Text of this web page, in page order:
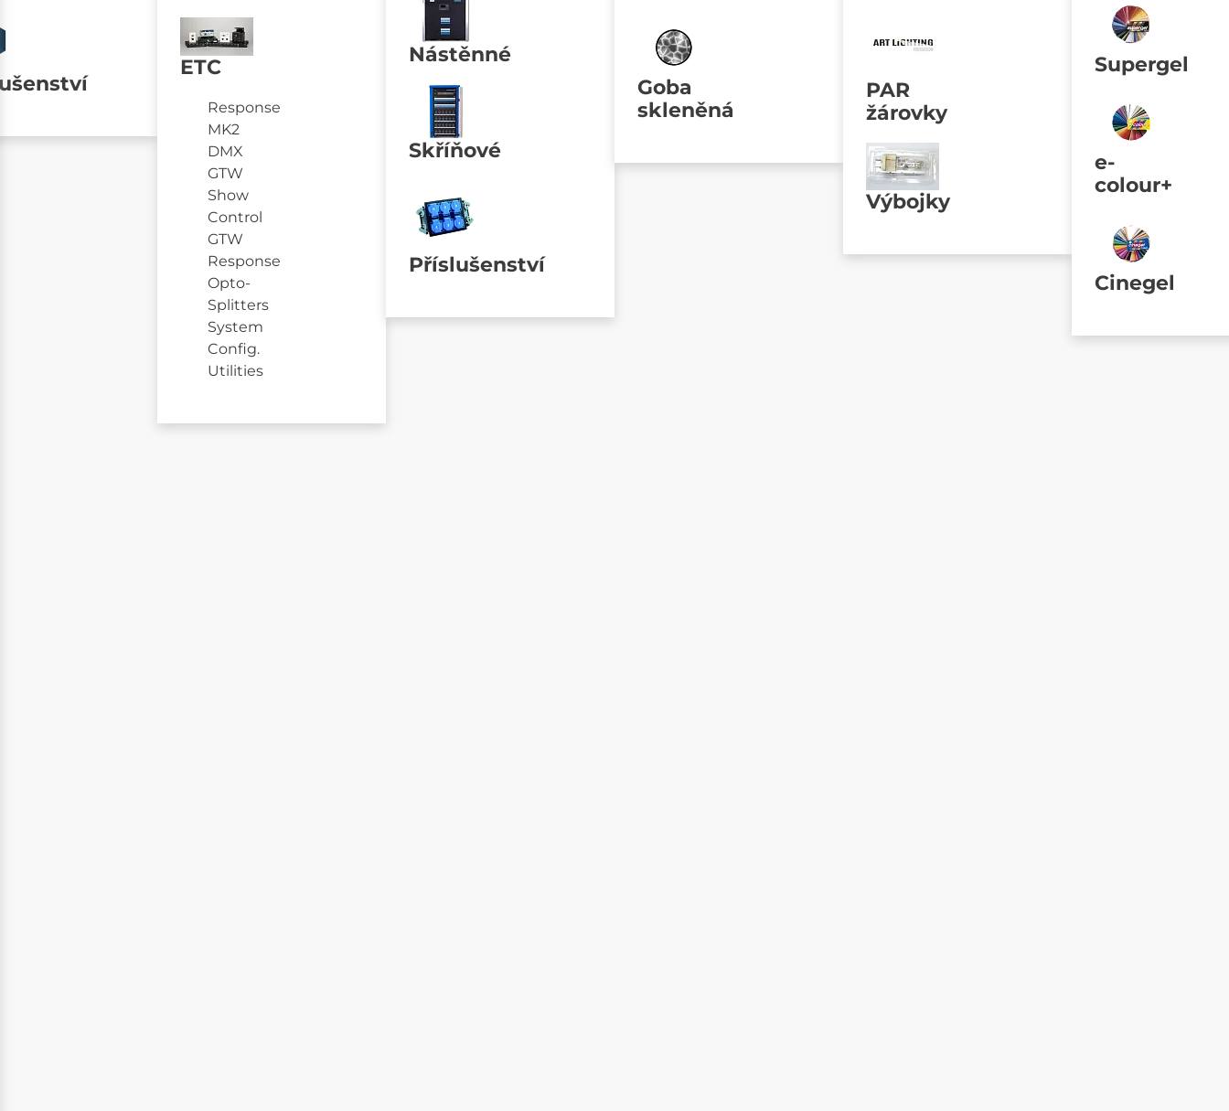
ETC
Response
MK2
DMX
GTW
Show
Control
GTW
Response
Opto-
Splitters
System
Config.
Utilities
Nástěnné
Skříňové
Příslušenství
Goba
skleněná
PAR
žárovky
Výbojky
Supergel
e-
colour+
Cinegel